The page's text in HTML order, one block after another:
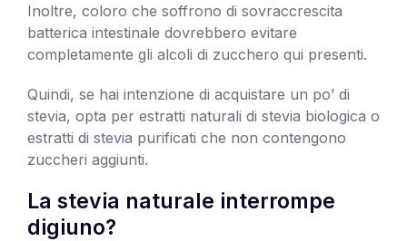
Inoltre, coloro che soffrono di sovraccrescita
batterica intestinale dovrebbero evitare
completamente gli alcoli di zucchero qui presenti.
Quindi, se hai intenzione di acquistare un po’ di
stevia, opta per estratti naturali di stevia biologica o
estratti di stevia purificati che non contengono
zuccheri aggiunti.
La stevia naturale interrompe
digiuno?